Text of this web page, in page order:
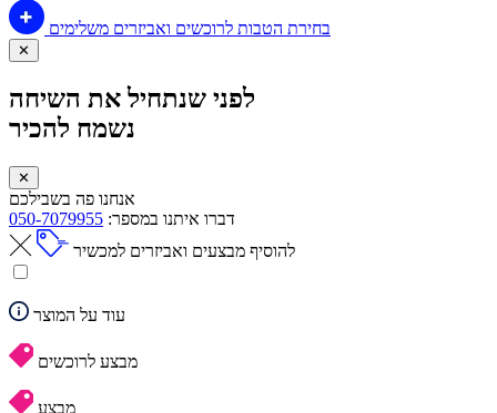
בחירת הטבות לרוכשים ואביזרים משלימים
✕
לפני שנתחיל את השיחה
נשמח להכיר
✕
אנחנו פה בשבילכם
דברו איתנו במספר: 050-7079955
להוסיף מבצעים ואביזרים למכשיר
עוד על המוצר
מבצע לרוכשים
מבצע